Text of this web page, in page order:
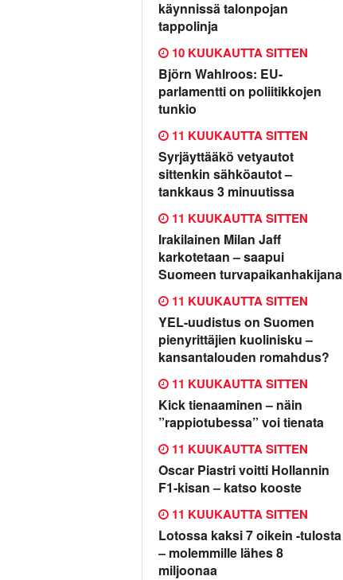
käynnissä talonpojan
tappolinja
Björn Wahlroos: EU-
parlamentti on poliitikkojen
tunkio
10 KUUKAUTTA SITTEN
Syrjäyttääkö vetyautot
sittenkin sähköautot –
tankkaus 3 minuutissa
11 KUUKAUTTA SITTEN
Irakilainen Milan Jaff
karkotetaan – saapui
Suomeen turvapaikanhakijana
11 KUUKAUTTA SITTEN
YEL-uudistus on Suomen
pienyrittäjien kuolinisku –
kansantalouden romahdus?
11 KUUKAUTTA SITTEN
Kick tienaaminen – näin
”rappiotubessa” voi tienata
11 KUUKAUTTA SITTEN
Oscar Piastri voitti Hollannin
F1-kisan – katso kooste
11 KUUKAUTTA SITTEN
Lotossa kaksi 7 oikein -tulosta
– molemmille lähes 8
miljoonaa
11 KUUKAUTTA SITTEN